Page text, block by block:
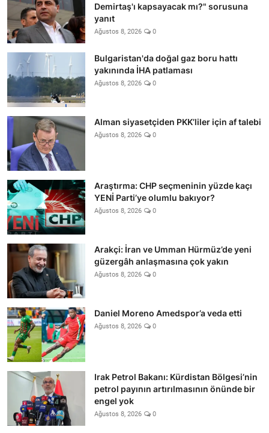
Demirtaş'ı kapsayacak mı?" sorusuna
yanıt
Ağustos 8, 2026 0
Bulgaristan'da doğal gaz boru hattı
yakınında İHA patlaması
Ağustos 8, 2026 0
Alman siyasetçiden PKK’liler için af talebi
Ağustos 8, 2026 0
Araştırma: CHP seçmeninin yüzde kaçı
YENİ Parti’ye olumlu bakıyor?
Ağustos 8, 2026 0
Arakçi: İran ve Umman Hürmüz’de yeni
güzergâh anlaşmasına çok yakın
Ağustos 8, 2026 0
Daniel Moreno Amedspor’a veda etti
Ağustos 8, 2026 0
Irak Petrol Bakanı: Kürdistan Bölgesi’nin
petrol payının artırılmasının önünde bir
engel yok
Ağustos 8, 2026 0